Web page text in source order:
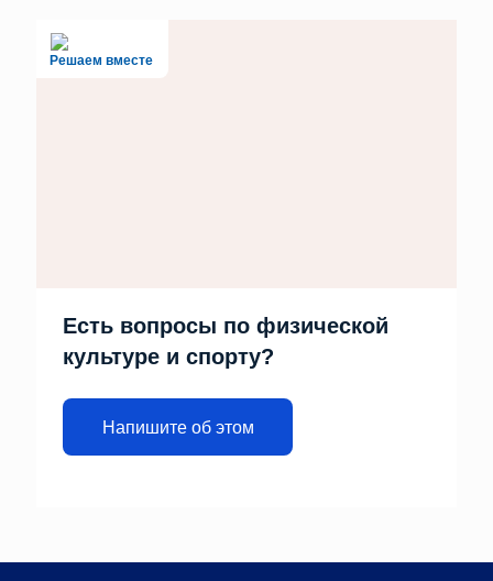
Решаем вместе
Есть вопросы по физической
культуре и спорту?
Напишите об этом